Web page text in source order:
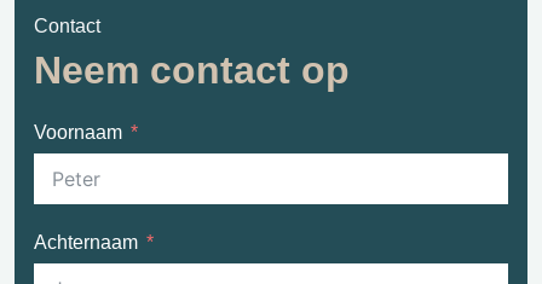
Contact
Neem contact op
Voornaam
Achternaam